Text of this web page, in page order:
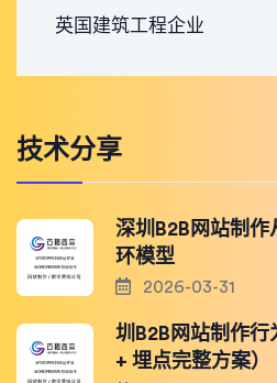
英国建筑工程企业
技术分享
深圳B2B网站制作
环模型
2026-03-31
圳B2B网站制作
+ 埋点完整方案）